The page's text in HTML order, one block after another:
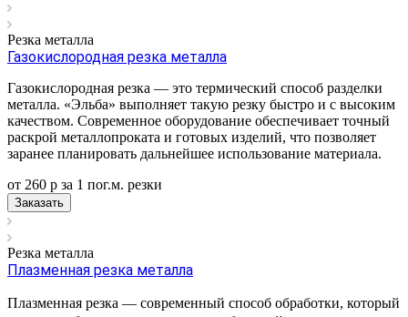
Резка металла
Газокислородная резка металла
Газокислородная резка — это термический способ разделки
металла. «Эльба» выполняет такую резку быстро и с высоким
качеством. Современное оборудование обеспечивает точный
раскрой металлопроката и готовых изделий, что позволяет
заранее планировать дальнейшее использование материала.
от 260 р за 1 пог.м. резки
Заказать
Резка металла
Плазменная резка металла
Плазменная резка — современный способ обработки, который